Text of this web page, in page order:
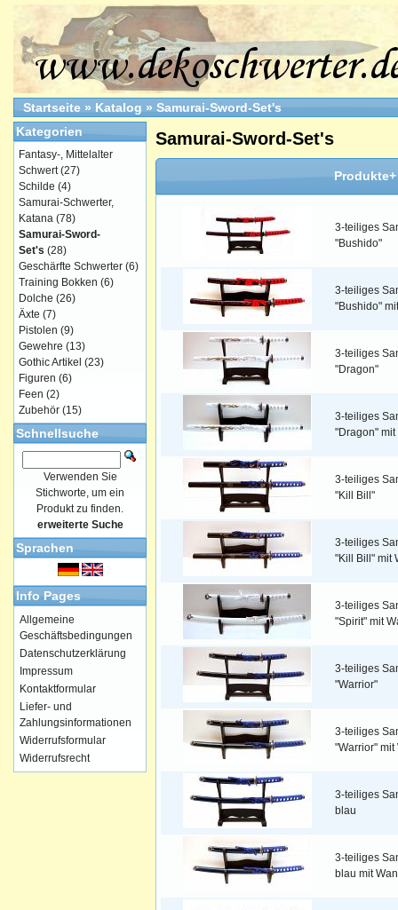
Startseite » Katalog » Samurai-Sword-Set's
Samurai-Sword-Set's
Produkte+
3-teiliges
"Bushido"
3-teiliges
"Bushido"
3-teiliges
"Dragon"
3-teiliges
"Dragon"
3-teiliges
"Kill Bill"
3-teiliges
"Kill Bill" mit
3-teiliges
"Spirit" mit
3-teiliges
"Warrior"
3-teiliges
"Warrior"
3-teiliges
blau
3-teiliges
blau mit
Kategorien
Fantasy-, Mittelalter
Schwert(27)
Schilde (4)
Samurai-Schwerter,
Katana (78)
Samurai-Sword-
Set's (28)
Geschärfte Schwerter (6)
Training Bokken (6)
Dolche (26)
Äxte (7)
Pistolen (9)
Gewehre (13)
Gothic Artikel (23)
Figuren (6)
Feen (2)
Zubehör (15)
Schnellsuche
Verwenden Sie
Stichworte, um ein
Produkt zu finden.
erweiterte Suche
Sprachen
Info Pages
Allgemeine
Geschäftsbedingungen
Datenschutzerklärung
Impressum
Kontaktformular
Liefer- und
Zahlungsinformationen
Widerrufsformular
Widerrufsrecht